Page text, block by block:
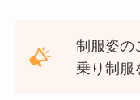
制服姿の
乗り制服